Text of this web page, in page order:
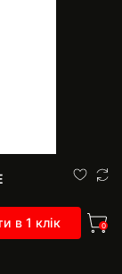
в 1 клік 0